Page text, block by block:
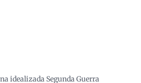
idealizada Segunda Guerra